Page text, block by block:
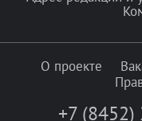
О проекте
+7